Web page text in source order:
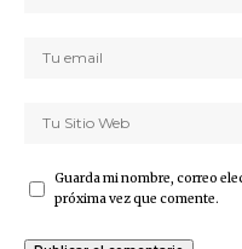
Guarda mi nombre, correo
próxima vez que comente.